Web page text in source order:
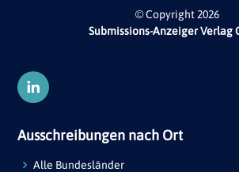
© Copyright 2026
Submissions-Anzeiger Verlag
Ausschreibungen nach Ort
Alle Bundesländer